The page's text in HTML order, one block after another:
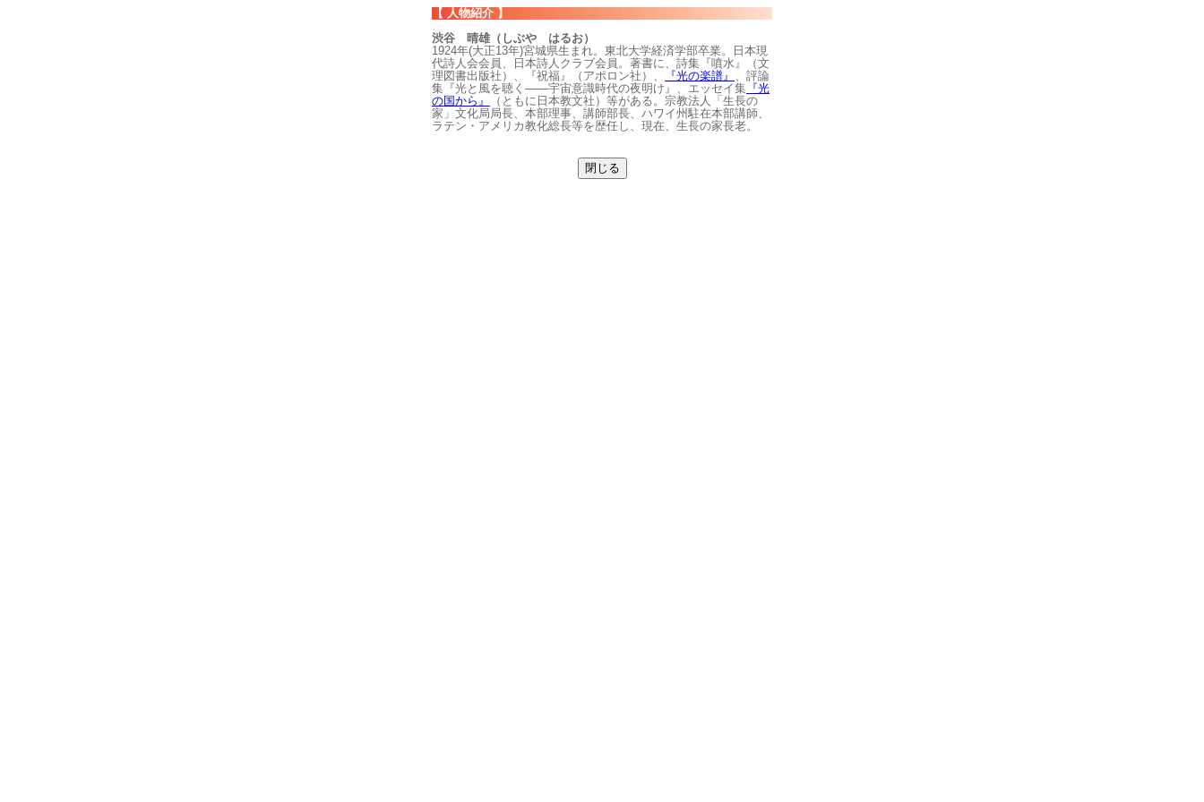
【 人物紹介 】
渋谷 晴雄（しぶや はるお）
1924年(大正13年)宮城県生まれ。東北大学経済学部卒業。日本現
代詩人会会員、日本詩人クラブ会員。著書に、詩集『噴水』（文
理図書出版社）、『祝福』（アポロン社）、
『光の楽譜』 、評論
集『光と風を聴く――宇宙意識時代の夜明け』、エッセイ集 『光
の国から』
（ともに日本教文社）等がある。宗教法人「生長の
家」文化局局長、本部理事、講師部長、ハワイ州駐在本部講師、
ラテン・アメリカ教化総長等を歴任し、現在、生長の家長老。